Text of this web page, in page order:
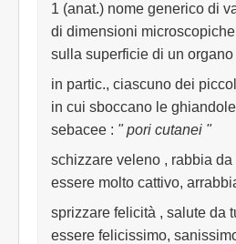
1 (anat.) nome generico di
di dimensioni
sulla superficie di un organo
in partic., ciascuno dei
in cui sboccano le
sebacee : " pori cutanei "
schizzare veleno , rabbia da
essere molto cattivo,
sprizzare felicità , salute da
essere felicissimo,